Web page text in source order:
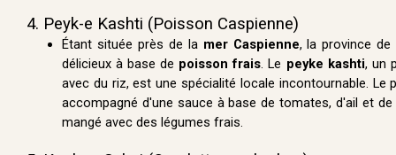
4. Peyk-e Kashti (Poisson Caspienne)
Étant située près de la mer Caspienne, la province
délicieux à base de poisson frais. Le peyke kashti, un
avec du riz, est une spécialité locale incontournable. Le
accompagné d'une sauce à base de tomates, d'ail et
mangé avec des légumes frais.